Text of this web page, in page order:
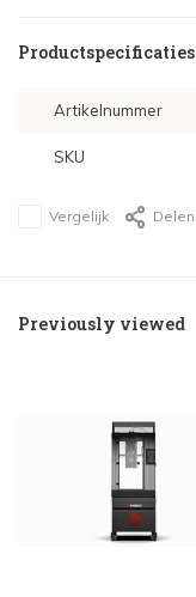
Productspecificaties
Artikelnummer
SKU
Vergelijk Delen
Previously viewed